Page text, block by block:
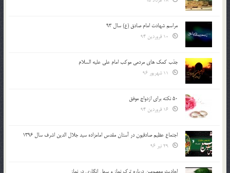
مراسم شهادت امام صادق (ع) سال 93
جذب کمک های مردمی موکب امام علی علیه السلام
50 نکته برای ازدواج موفق
اجتماع عظیم صادقیون در آستان مقدس امامزاده سید جلال الدین اشرف سال 1396